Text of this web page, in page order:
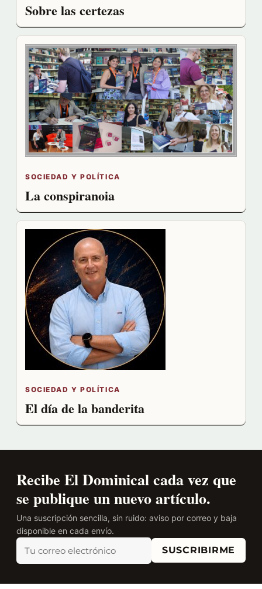
Sobre las certezas
SOCIEDAD Y POLÍTICA
La conspiranoia
SOCIEDAD Y POLÍTICA
El día de la banderita
Recibe El Dominical cada vez que
se publique un nuevo artículo.
Una suscripción sencilla, sin ruido: aviso por correo y baja
disponible en cada envío.
SUSCRIBIRME